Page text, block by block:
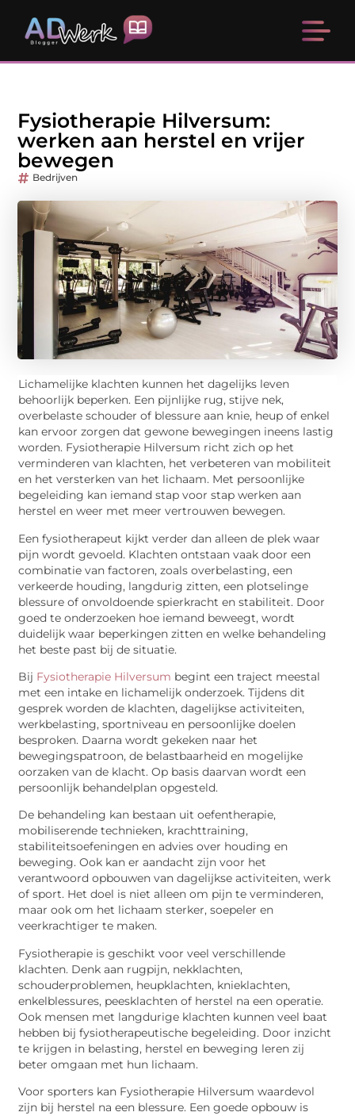
Fysiotherapie Hilversum:
werken aan herstel en vrijer
bewegen
Bedrijven
Lichamelijke klachten kunnen het dagelijks leven
behoorlijk beperken. Een pijnlijke rug, stijve nek,
overbelaste schouder of blessure aan knie, heup of enkel
kan ervoor zorgen dat gewone bewegingen ineens lastig
worden. Fysiotherapie Hilversum richt zich op het
verminderen van klachten, het verbeteren van mobiliteit
en het versterken van het lichaam. Met persoonlijke
begeleiding kan iemand stap voor stap werken aan
herstel en weer met meer vertrouwen bewegen.
Een fysiotherapeut kijkt verder dan alleen de plek waar
pijn wordt gevoeld. Klachten ontstaan vaak door een
combinatie van factoren, zoals overbelasting, een
verkeerde houding, langdurig zitten, een plotselinge
blessure of onvoldoende spierkracht en stabiliteit. Door
goed te onderzoeken hoe iemand beweegt, wordt
duidelijk waar beperkingen zitten en welke behandeling
het beste past bij de situatie.
Bij Fysiotherapie Hilversum begint een traject meestal
met een intake en lichamelijk onderzoek. Tijdens dit
gesprek worden de klachten, dagelijkse activiteiten,
werkbelasting, sportniveau en persoonlijke doelen
besproken. Daarna wordt gekeken naar het
bewegingspatroon, de belastbaarheid en mogelijke
oorzaken van de klacht. Op basis daarvan wordt een
persoonlijk behandelplan opgesteld.
De behandeling kan bestaan uit oefentherapie,
mobiliserende technieken, krachttraining,
stabiliteitsoefeningen en advies over houding en
beweging. Ook kan er aandacht zijn voor het
verantwoord opbouwen van dagelijkse activiteiten, werk
of sport. Het doel is niet alleen om pijn te verminderen,
maar ook om het lichaam sterker, soepeler en
veerkrachtiger te maken.
Fysiotherapie is geschikt voor veel verschillende
klachten. Denk aan rugpijn, nekklachten,
schouderproblemen, heupklachten, knieklachten,
enkelblessures, peesklachten of herstel na een operatie.
Ook mensen met langdurige klachten kunnen veel baat
hebben bij fysiotherapeutische begeleiding. Door inzicht
te krijgen in belasting, herstel en beweging leren zij
beter omgaan met hun lichaam.
Voor sporters kan Fysiotherapie Hilversum waardevol
zijn bij herstel na een blessure. Een goede opbouw is